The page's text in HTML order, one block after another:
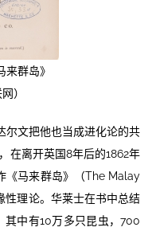
群岛》
）
尔文把他也当成进化论的共
在离开英国8年后的1862年
《马来群岛》（The Malay
理论。华莱士在书中总结
其中有10万多只昆虫，700